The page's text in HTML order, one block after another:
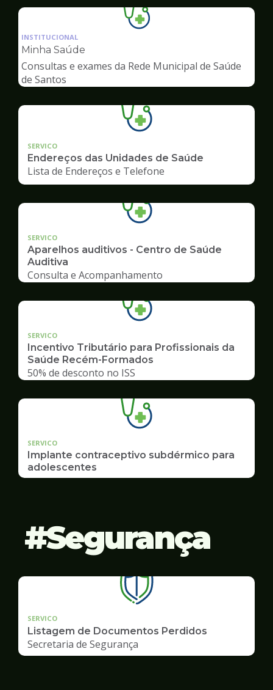
Ilustração
da
de
Saúde
INSTITUCIONAL
Minha Saúde
Consultas e exames da Rede Municipal de Saúde
de Santos
SERVICO
Endereços das Unidades de Saúde
Lista de Endereços e Telefone
SERVICO
Aparelhos auditivos - Centro de Saúde
Auditiva
Consulta e Acompanhamento
SERVICO
Incentivo Tributário para Profissionais da
Saúde Recém-Formados
50% de desconto no ISS
SERVICO
Implante contraceptivo subdérmico para
adolescentes
Segurança
SERVICO
Listagem de Documentos Perdidos
Secretaria de Segurança